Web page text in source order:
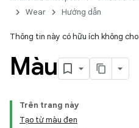
Wear
Hướng dẫn
Thông tin này có hữu ích không
Màu
Trên trang này
Tạo từ màu đen